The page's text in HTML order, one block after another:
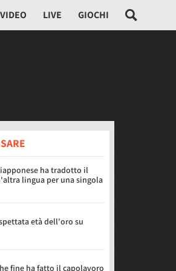
VIDEO LIVE GIOCHI
ha tradotto il
lingua per una singola
età dell'oro su
fine ha fatto il capolavoro